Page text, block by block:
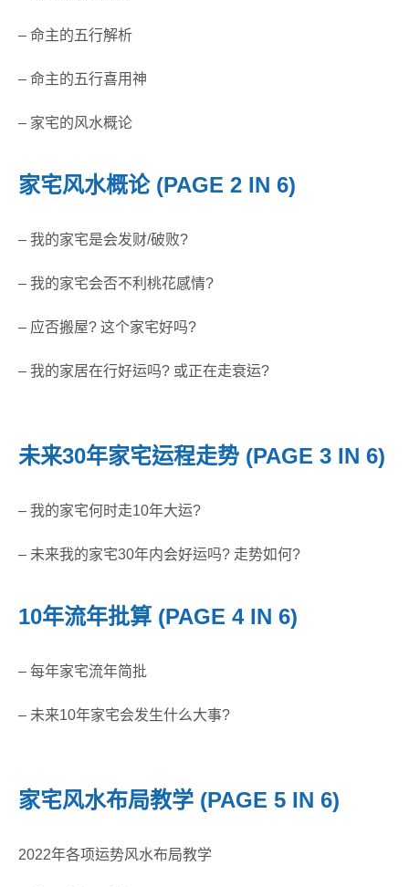
– 命主的五行解析
– 命主的五行喜用神
– 家宅的风水概论
家宅风水概论 (PAGE 2 IN 6)
– 我的家宅是会发财/破败?
– 我的家宅会否不利桃花感情?
– 应否搬屋? 这个家宅好吗?
– 我的家居在行好运吗? 或正在走衰运?
未来30年家宅运程走势 (PAGE 3 IN 6)
– 我的家宅何时走10年大运?
– 未来我的家宅30年内会好运吗? 走势如何?
10年流年批算 (PAGE 4 IN 6)
– 每年家宅流年简批
– 未来10年家宅会发生什么大事?
家宅风水布局教学 (PAGE 5 IN 6)
2022年各项运势风水布局教学